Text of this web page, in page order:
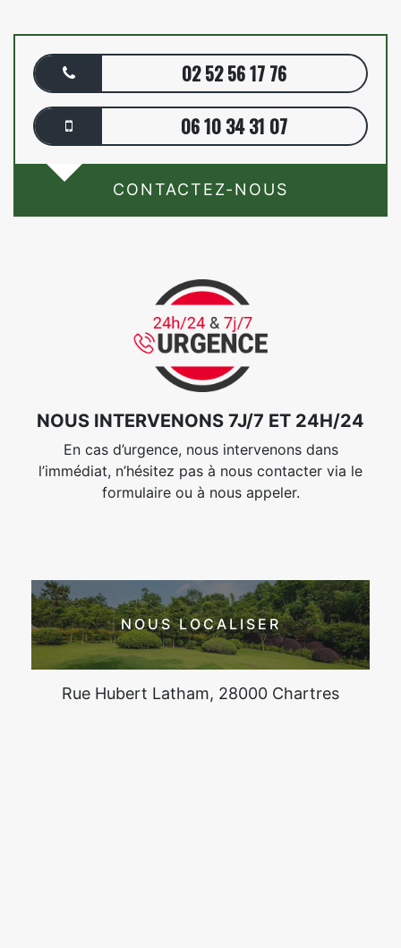
02 52 56 17 76
06 10 34 31 07
CONTACTEZ-NOUS
NOUS INTERVENONS 7J/7 ET 24H/24
En cas d’urgence, nous intervenons dans
l’immédiat, n’hésitez pas à nous contacter via le
formulaire ou à nous appeler.
NOUS LOCALISER
Rue Hubert Latham, 28000 Chartres